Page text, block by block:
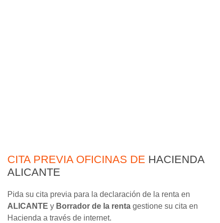
CITA PREVIA OFICINAS DE HACIENDA
ALICANTE
Pida su cita previa para la declaración de la renta en
ALICANTE y Borrador de la renta gestione su cita en
Hacienda a través de internet.